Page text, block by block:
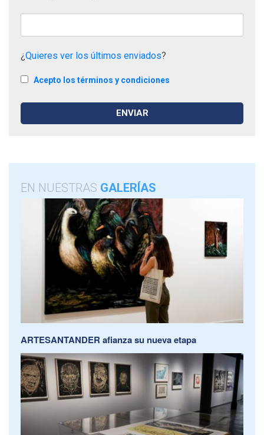
¿Quieres ver los últimos enviados?
Acepto los términos y condiciones
EN NUESTRAS GALERÍAS
ARTESANTANDER afianza su nueva etapa